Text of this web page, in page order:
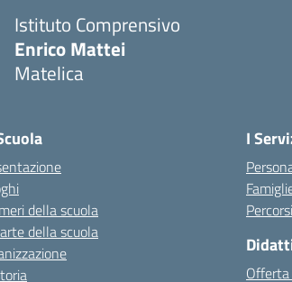
Istituto Comprensivo
Enrico Mattei
Matelica
della scuola
della scuola
I